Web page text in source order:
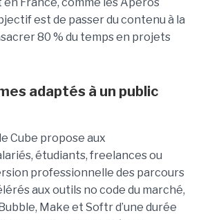
est de passer du contenu à la
80 % du temps en projets
adaptés à un public
Cube propose aux
étudiants, freelances ou
professionnelle des parcours
aux outils no code du marché,
Make et Softr d’une durée